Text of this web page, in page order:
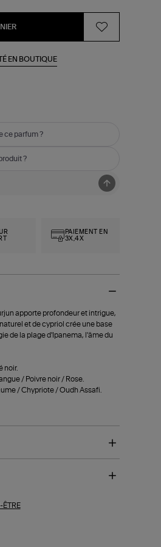
EN BOUTIQUE
ce parfum ?
?
PAIEMENT EN
3X,4X
apporte profondeur et intrigue,
et de cypriol crée une base
de la plage d'Ipanema, l'âme du
noir.
/ Poivre noir / Rose.
/ Chypriote / Oudh Assafi.
ÊTRE